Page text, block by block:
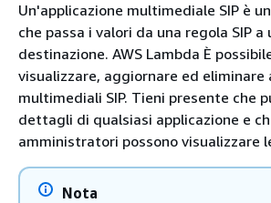
Un'applicazione multimediale SIP è
che passa i valori da una regola SIP
destinazione. AWS Lambda È
visualizzare, aggiornare ed eliminare
multimediali SIP. Tieni presente che
dettagli di qualsiasi applicazione e
amministratori possono visualizzare
Nota